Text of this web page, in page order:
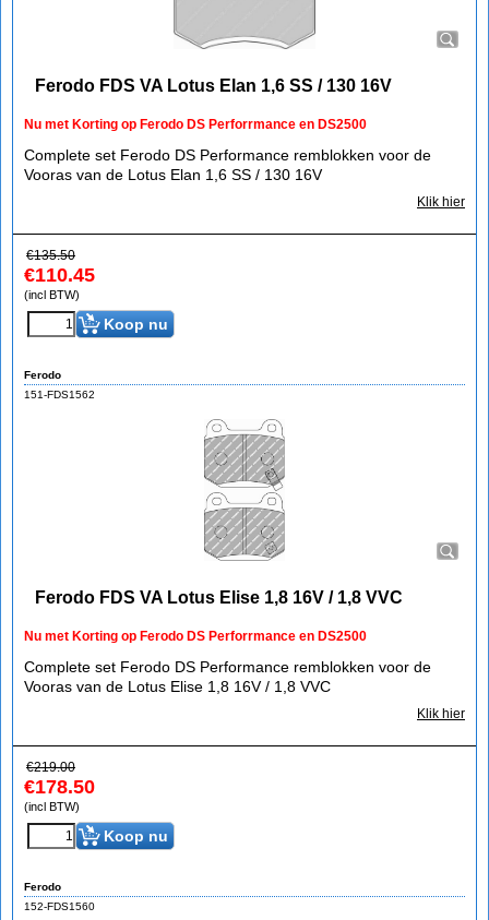
Ferodo FDS VA Lotus Elan 1,6 SS / 130 16V
Nu met Korting op Ferodo DS Perforrmance en DS2500
Complete set Ferodo DS Performance remblokken voor de
Vooras van de Lotus Elan 1,6 SS / 130 16V
Klik hier
€135.50
€110.45
(incl BTW)
Koop nu
Ferodo
151-FDS1562
Ferodo FDS VA Lotus Elise 1,8 16V / 1,8 VVC
Nu met Korting op Ferodo DS Perforrmance en DS2500
Complete set Ferodo DS Performance remblokken voor de
Vooras van de Lotus Elise 1,8 16V / 1,8 VVC
Klik hier
€219.00
€178.50
(incl BTW)
Koop nu
Ferodo
152-FDS1560